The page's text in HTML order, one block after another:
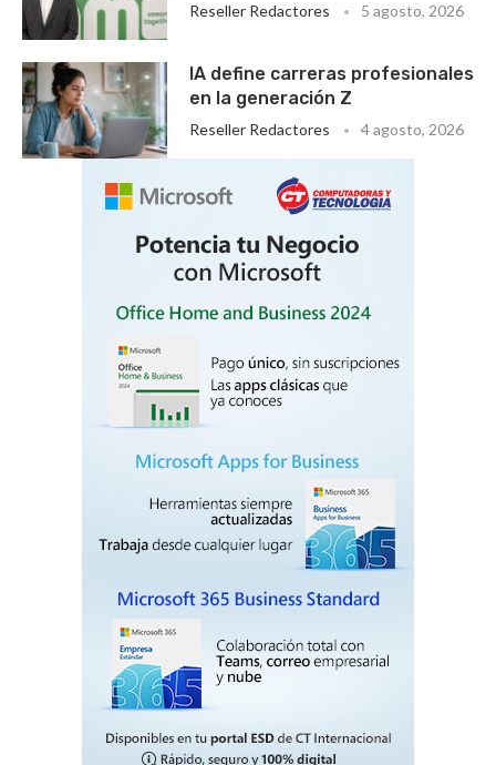
Reseller Redactores 5 agosto, 2026
IA define carreras profesionales
en la generación Z
Reseller Redactores 4 agosto, 2026